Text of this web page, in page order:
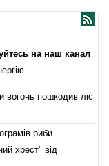
на наш канал
вогонь пошкодив ліс
риби
хрест" від